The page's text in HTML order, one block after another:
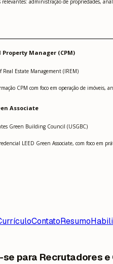
relevantes: administração de propriedades,
Property Manager (CPM)
Estate Management (IREM)
CPM com foco em operação de
Associate
Green Building Council (USGBC)
LEED Green Associate, com foco em
ContatoResumo
para Recrutadores e